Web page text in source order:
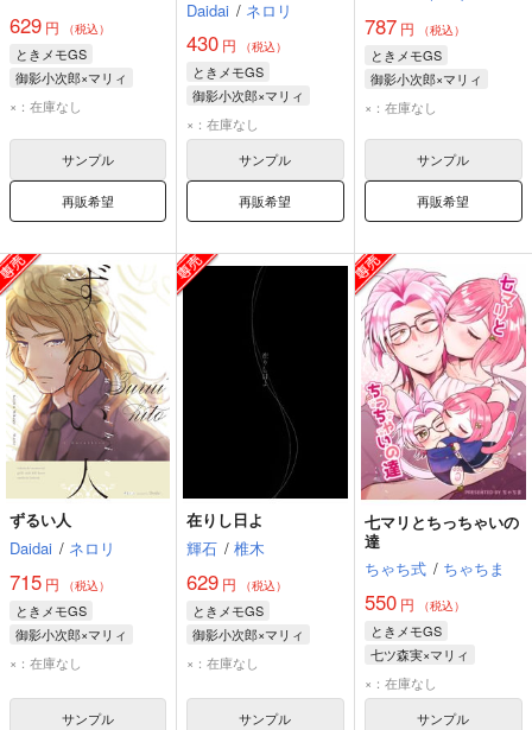
629 円 （税込）
ときメモGS
御影小次郎×マリィ
御影小次郎
×：在庫なし
サンプル
再販希望
Daidai / ネロリ
430 円 （税込）
ときメモGS
御影小次郎×マリィ
御影小次郎
×：在庫なし
サンプル
再販希望
787円 （税込）
ときメモGS
御影小次郎×マリィ
御影小次郎
×：在庫なし
サンプル
再販希望
ずるい人
Daidai / ネロリ
715 円 （税込）
ときメモGS
御影小次郎×マリィ
御影小次郎
×：在庫なし
サンプル
在りし日よ
輝石 / 椎木
629 円 （税込）
ときメモGS
御影小次郎×マリィ
御影小次郎
×：在庫なし
サンプル
七マリとちっちゃいの
達
ちゃち式 / ちゃちま
550円 （税込）
ときメモGS
七ツ森実×マリィ
七ツ森実
×：在庫なし
サンプル